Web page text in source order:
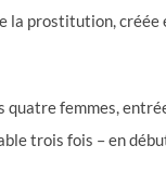
prostitution, créée
femmes,
trois fois – en